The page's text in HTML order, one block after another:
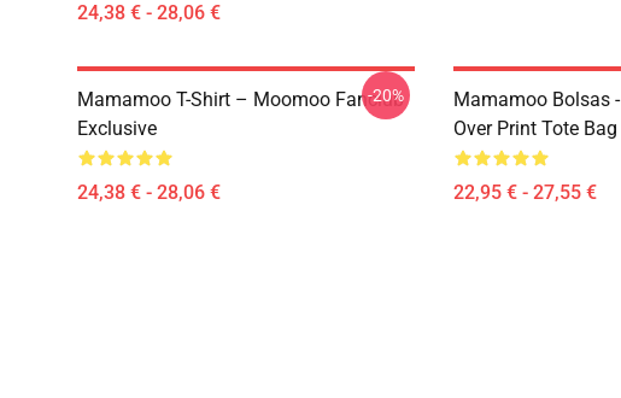
24,38 € - 28,06 €
Mamamoo T-Shirt – Moomoo Fanclub
Exclusive
24,38 € - 28,06 €
-20%
Mamamoo Bolsas
Over Print Tote
22,95 € - 27,55 €